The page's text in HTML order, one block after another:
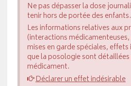
Ne pas dépasser la dose
tenir hors de portée des enfants.
Les informations relatives aux
(interactions
mises en garde spéciales,
que la posologie sont
médicament.
Déclarer un effet indésirable